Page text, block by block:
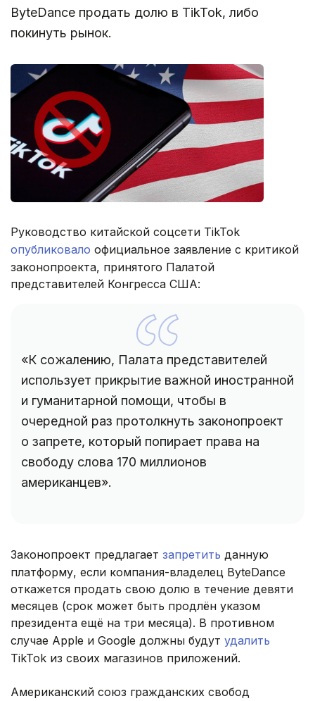
ByteDance продать долю в TikTok, либо
покинуть рынок.
Руководство китайской соцсети TikTok
опубликовало официальное заявление с критикой
законопроекта, принятого Палатой
представителей Конгресса США:
«К сожалению, Палата представителей
использует прикрытие важной иностранной
и гуманитарной помощи, чтобы в
очередной раз протолкнуть законопроект
о запрете, который попирает права на
свободу слова 170 миллионов
американцев».
Законопроект предлагает запретить данную
платформу, если компания-владелец ByteDance
откажется продать свою долю в течение девяти
месяцев (срок может быть продлён указом
президента ещё на три месяца). В противном
случае Apple и Google должны будут удалить
TikTok из своих магазинов приложений.
Американский союз гражданских свобод